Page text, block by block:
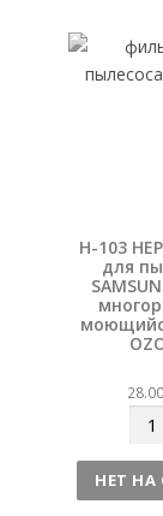
в
о
H-103
для
28.00
л
и
НЕТ НА